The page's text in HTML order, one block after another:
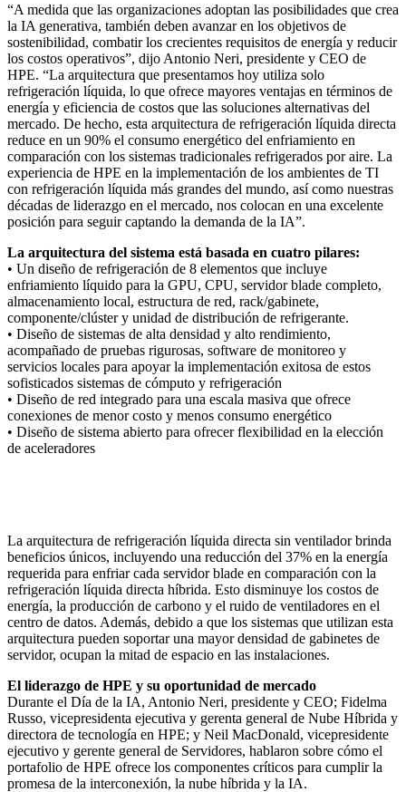
“A medida que las organizaciones adoptan las posibilidades que crea
la IA generativa, también deben avanzar en los objetivos de
sostenibilidad, combatir los crecientes requisitos de energía y reducir
los costos operativos”, dijo Antonio Neri, presidente y CEO de
HPE. “La arquitectura que presentamos hoy utiliza solo
refrigeración líquida, lo que ofrece mayores ventajas en términos de
energía y eficiencia de costos que las soluciones alternativas del
mercado. De hecho, esta arquitectura de refrigeración líquida directa
reduce en un 90% el consumo energético del enfriamiento en
comparación con los sistemas tradicionales refrigerados por aire. La
experiencia de HPE en la implementación de los ambientes de TI
con refrigeración líquida más grandes del mundo, así como nuestras
décadas de liderazgo en el mercado, nos colocan en una excelente
posición para seguir captando la demanda de la IA”.
La arquitectura del sistema está basada en cuatro pilares:
• Un diseño de refrigeración de 8 elementos que incluye
enfriamiento líquido para la GPU, CPU, servidor blade completo,
almacenamiento local, estructura de red, rack/gabinete,
componente/clúster y unidad de distribución de refrigerante.
• Diseño de sistemas de alta densidad y alto rendimiento,
acompañado de pruebas rigurosas, software de monitoreo y
servicios locales para apoyar la implementación exitosa de estos
sofisticados sistemas de cómputo y refrigeración
• Diseño de red integrado para una escala masiva que ofrece
conexiones de menor costo y menos consumo energético
• Diseño de sistema abierto para ofrecer flexibilidad en la elección
de aceleradores
La arquitectura de refrigeración líquida directa sin ventilador brinda
beneficios únicos, incluyendo una reducción del 37% en la energía
requerida para enfriar cada servidor blade en comparación con la
refrigeración líquida directa híbrida. Esto disminuye los costos de
energía, la producción de carbono y el ruido de ventiladores en el
centro de datos. Además, debido a que los sistemas que utilizan esta
arquitectura pueden soportar una mayor densidad de gabinetes de
servidor, ocupan la mitad de espacio en las instalaciones.
El liderazgo de HPE y su oportunidad de mercado
Durante el Día de la IA, Antonio Neri, presidente y CEO; Fidelma
Russo, vicepresidenta ejecutiva y gerenta general de Nube Híbrida y
directora de tecnología en HPE; y Neil MacDonald, vicepresidente
ejecutivo y gerente general de Servidores, hablaron sobre cómo el
portafolio de HPE ofrece los componentes críticos para cumplir la
promesa de la interconexión, la nube híbrida y la IA.